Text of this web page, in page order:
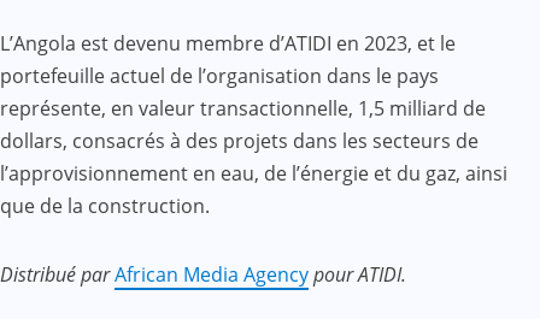
L’Angola est devenu membre d’ATIDI en 2023, et le
portefeuille actuel de l’organisation dans le pays
représente, en valeur transactionnelle, 1,5 milliard de
dollars, consacrés à des projets dans les secteurs de
l’approvisionnement en eau, de l’énergie et du gaz, ainsi
que de la construction.
Distribué parAfrican Media Agencypour ATIDI.